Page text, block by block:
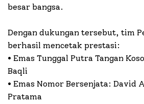
besar bangsa.
Dengan dukungan tersebut, tim
berhasil mencetak prestasi:
• Emas Tunggal Putra Tangan
Baqli
• Emas Nomor Bersenjata: David
Pratama